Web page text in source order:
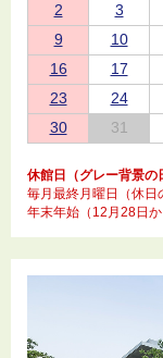
2
3
9
10
16
17
23
24
30
31
休館日（グレー背景の
毎月最終月曜日（休日
年末年始（12月28日か